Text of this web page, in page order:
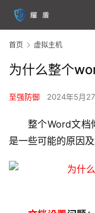
首页 虚拟主机
为什么整个
至强防御 2024年5月
整个Word文档
是一些可能的原因及